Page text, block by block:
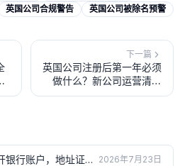
英国公司合规警告 英国公司被除名预警
下一篇
英国公司注册后第一年必须
做什么？新公司运营清单
（2026）
银行账户，地址证明
2026年7月23日